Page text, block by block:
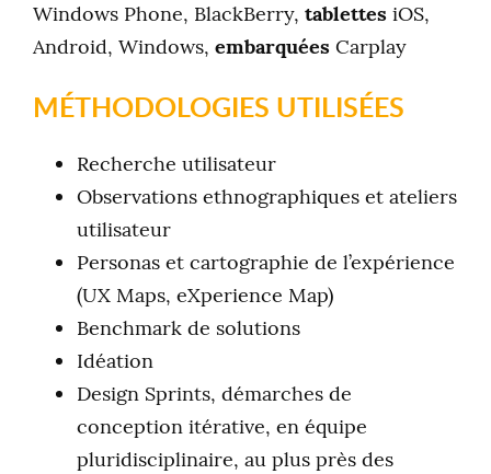
Windows Phone, BlackBerry,tablettes iOS,
Android, Windows,embarquées Carplay
MÉTHODOLOGIES UTILISÉES
Recherche utilisateur
Observations ethnographiques et ateliers
utilisateur
Personas et cartographie de l’expérience
(UX Maps, eXperience Map)
Benchmark de solutions
Idéation
Design Sprints, démarches de
conception itérative, en équipe
pluridisciplinaire, au plus près des